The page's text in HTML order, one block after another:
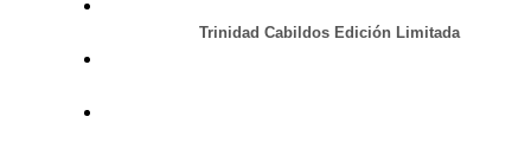
Trinidad Cabildos Edición Limitada